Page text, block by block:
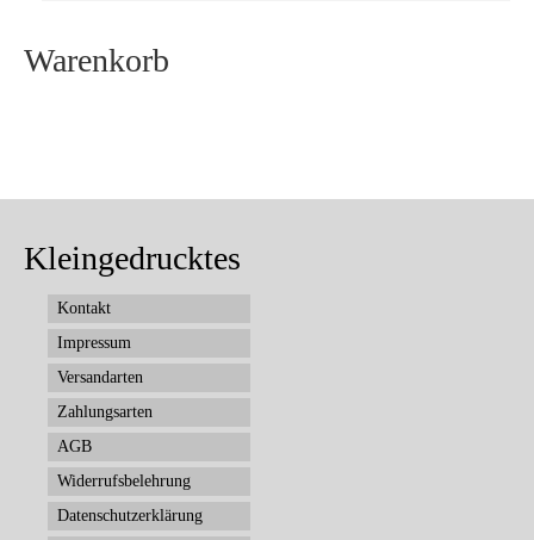
Warenkorb
Kleingedrucktes
Kontakt
Impressum
Versandarten
Zahlungsarten
AGB
Widerrufsbelehrung
Datenschutzerklärung